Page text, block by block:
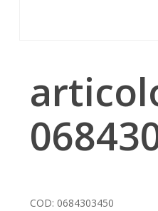
COD: 0684303450